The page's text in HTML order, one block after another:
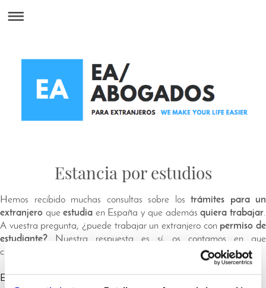
Estancia por estudios
Hemos recibido muchas consultas sobre los trámites para un
extranjero queestudia en España y que ademásquiera trabajar.
A vuestra pregunta, ¿puede trabajar un extranjero con permiso de
estudiante? Nuestra respuesta es sí, os contamos en que
circunstancias sí se puede solicitar:
Este tipo de estancia puede obtenerse para: